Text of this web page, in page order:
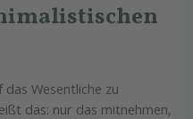
Wesentliche zu
das: nur das mitnehmen,